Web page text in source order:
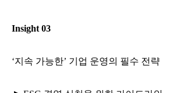
Insight 03
‘지속 가능한’ 기업 운영의 필수 전략